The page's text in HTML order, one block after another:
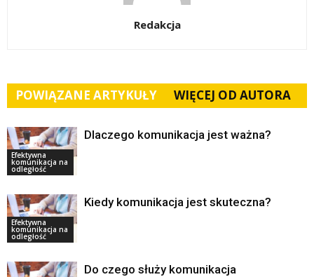
Redakcja
POWIĄZANE ARTYKUŁY WIĘCEJ OD AUTORA
Efektywna
komunikacja na
odległość
Dlaczego komunikacja jest ważna?
Efektywna
komunikacja na
odległość
Kiedy komunikacja jest skuteczna?
Do czego służy komunikacja